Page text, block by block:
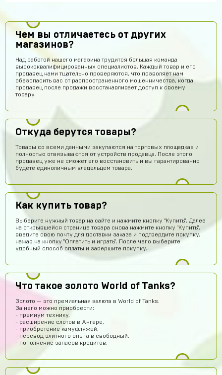
Чем вы отличаетесь от других
магазинов?
Над работой нашего магазина трудится большая команда
высококвалифицированных специалистов. Каждый товар и его
продавец нами тщательно проверяются, что позволяет нам
обезопасить вас от распространенного мошенничества, когда
продавец после продажи восстанавливает доступ к своему
товару.
Откуда берутся товары?
Товары со всеми данными закупаются на торговых площадках и
полностью отвязываются от устройств продавца. После этого
продавец уже не сможет его восстановить и вы гарантированно
будете единоличным владельцем товара.
Как купить товар?
Выберите нужный товар на сайте и нажмите кнопку "Купить". Далее
на открывшейся странице товара снова нажмите кнопку "Купить",
введите свою почту для доставки заказа и подтвердите покупку,
нажав на кнопку "Оплатить и играть". После чего выберите
удобный способ оплаты и завершите покупку.
Что такое золото World of Tanks?
Золото — это премиальная валюта в World of Tanks.
За него можно приобрести:
- премиум технику,
- расширение слотов в Ангаре,
- приобретение камуфляжей,
- перевод элитного опыта в свободный,
- пополнение запасов кредитов.
Абукар Хамхоев
Top
Игорь Богданович
Збс, не обман👌
Vladislav Vporyade
Сайт топ
Timofei Fivtitwo 11 часов назад